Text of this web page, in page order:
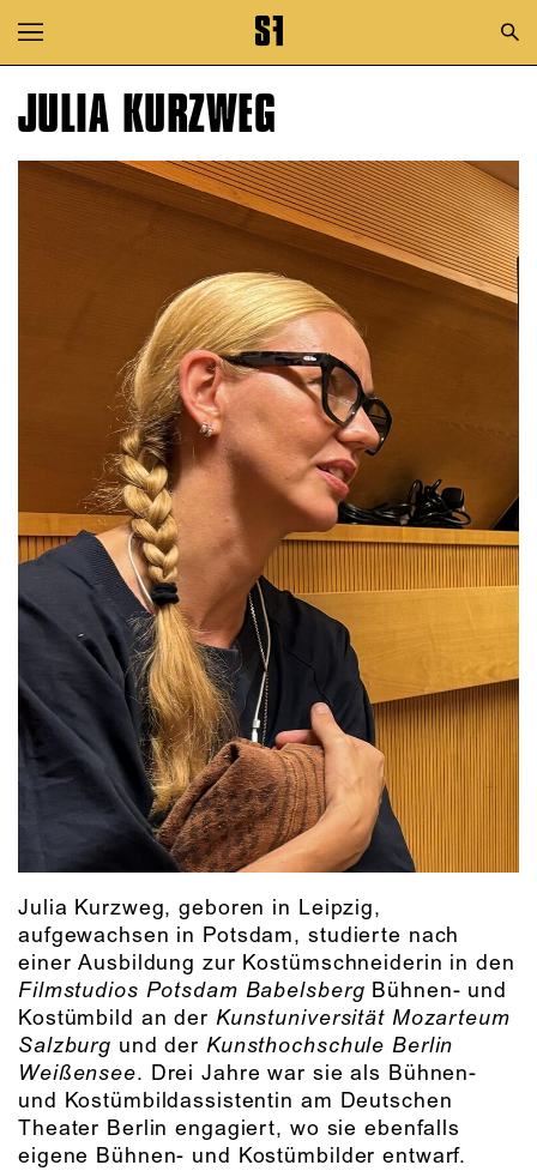
Zur Hauptnavigation springen
Zum Hauptinhalt springen
JULIA KURZWEG
Julia Kurzweg, geboren in Leipzig,
aufgewachsen in Potsdam, studierte nach
einer Ausbildung zur Kostümschneiderin in den
Filmstudios Potsdam Babelsberg Bühnen- und
Kostümbild an der Kunstuniversität Mozarteum
Salzburg und der Kunsthochschule Berlin
Weißensee. Drei Jahre war sie als Bühnen-
und Kostümbildassistentin am Deutschen
Theater Berlin engagiert, wo sie ebenfalls
eigene Bühnen- und Kostümbilder entwarf.